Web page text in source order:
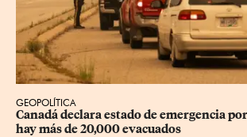
GEOPOLÍTICA
Canadá declara estado de emergencia
hay más de 20,000 evacuados